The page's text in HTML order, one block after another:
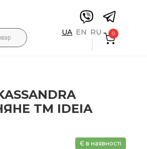
UA EN RU 0
TM IDEIA
Є в наявності